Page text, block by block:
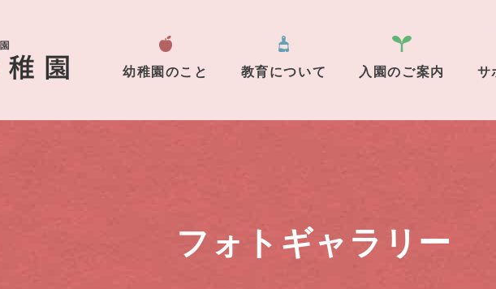
幼稚園のこと 教育について 入園のご案内 サ
フォトギャラリー